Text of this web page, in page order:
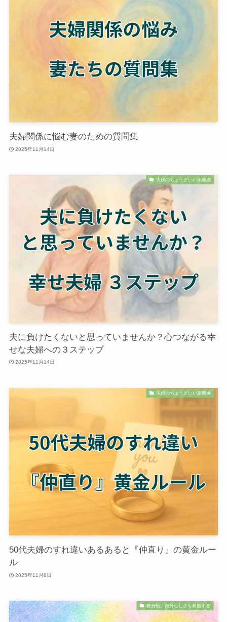
夫婦関係に悩む妻のための質問集
2025年11月14日
夫婦のちょうどいい距離感
夫に負けたくないと思っていませんか？心つながる幸
せな夫婦への３ステップ
2025年11月14日
夫婦のちょうどいい距離感
50代夫婦のすれ違いあるあると『仲直り』の黄金ルー
ル
2025年11月8日
自分軸、自分らしさを発掘する